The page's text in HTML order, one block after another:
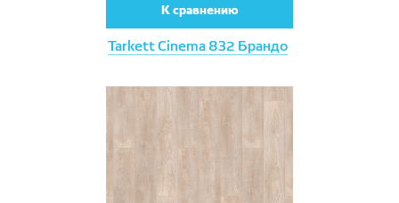
Tarkett Cinema 832 Брандо
К сравнению